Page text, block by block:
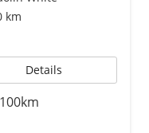
km
Details